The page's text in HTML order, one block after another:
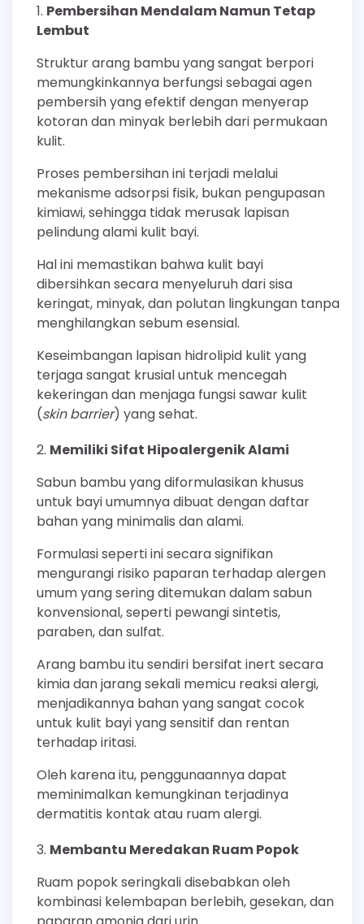
Pembersihan Mendalam Namun Tetap
Lembut
Struktur arang bambu yang sangat berpori
memungkinkannya berfungsi sebagai agen
pembersih yang efektif dengan menyerap
kotoran dan minyak berlebih dari permukaan
kulit.
Proses pembersihan ini terjadi melalui
mekanisme adsorpsi fisik, bukan pengupasan
kimiawi, sehingga tidak merusak lapisan
pelindung alami kulit bayi.
Hal ini memastikan bahwa kulit bayi
dibersihkan secara menyeluruh dari sisa
keringat, minyak, dan polutan lingkungan tanpa
menghilangkan sebum esensial.
Keseimbangan lapisan hidrolipid kulit yang
terjaga sangat krusial untuk mencegah
kekeringan dan menjaga fungsi sawar kulit
(skin barrier) yang sehat.
Memiliki Sifat Hipoalergenik Alami
Sabun bambu yang diformulasikan khusus
untuk bayi umumnya dibuat dengan daftar
bahan yang minimalis dan alami.
Formulasi seperti ini secara signifikan
mengurangi risiko paparan terhadap alergen
umum yang sering ditemukan dalam sabun
konvensional, seperti pewangi sintetis,
paraben, dan sulfat.
Arang bambu itu sendiri bersifat inert secara
kimia dan jarang sekali memicu reaksi alergi,
menjadikannya bahan yang sangat cocok
untuk kulit bayi yang sensitif dan rentan
terhadap iritasi.
Oleh karena itu, penggunaannya dapat
meminimalkan kemungkinan terjadinya
dermatitis kontak atau ruam alergi.
Membantu Meredakan Ruam Popok
Ruam popok seringkali disebabkan oleh
kombinasi kelembapan berlebih, gesekan, dan